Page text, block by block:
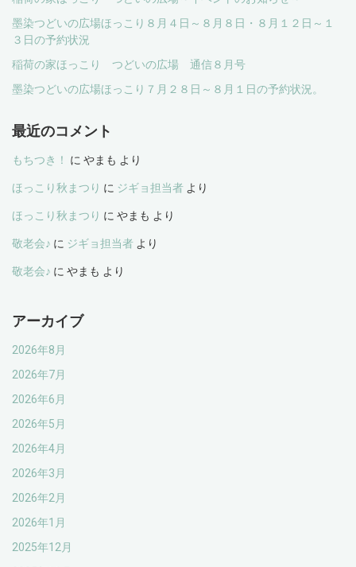
墨染つどいの広場ほっこり８月４日～８月８日・８月１２日～１
３日の予約状況
稲荷の家ほっこり つどいの広場 通信８月号
墨染つどいの広場ほっこり７月２８日～８月１日の予約状況。
最近のコメント
もちつき！ に やまも より
ほっこり秋まつり に ジギョ担当者 より
ほっこり秋まつり に やまも より
敬老会♪ に ジギョ担当者 より
敬老会♪ に やまも より
アーカイブ
2026年8月
2026年7月
2026年6月
2026年5月
2026年4月
2026年3月
2026年2月
2026年1月
2025年12月